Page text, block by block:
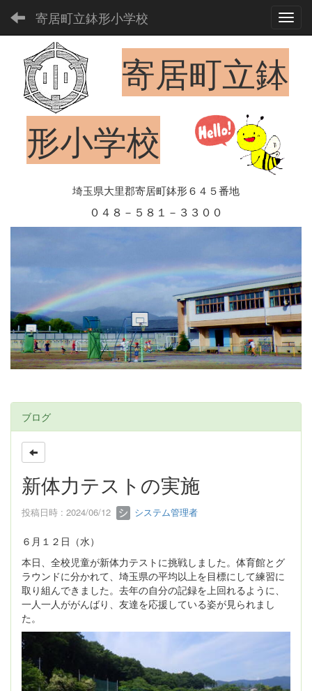
寄居町立鉢形小学校
寄居町立鉢
形小学校
埼玉県大里郡寄居町鉢形６４５番地
０４８－５８１－３３００
ブログ
新体力テストの実施
投稿日時 : 2024/06/12 システム管理者
６月１２日（水）
本日、全校児童が新体力テストに挑戦しました。体育館とグ
ラウンドに分かれて、埼玉県の平均以上を目標にして練習に
取り組んできました。去年の自分の記録を上回れるように、
一人一人ががんばり、友達を応援している姿が見られまし
た。